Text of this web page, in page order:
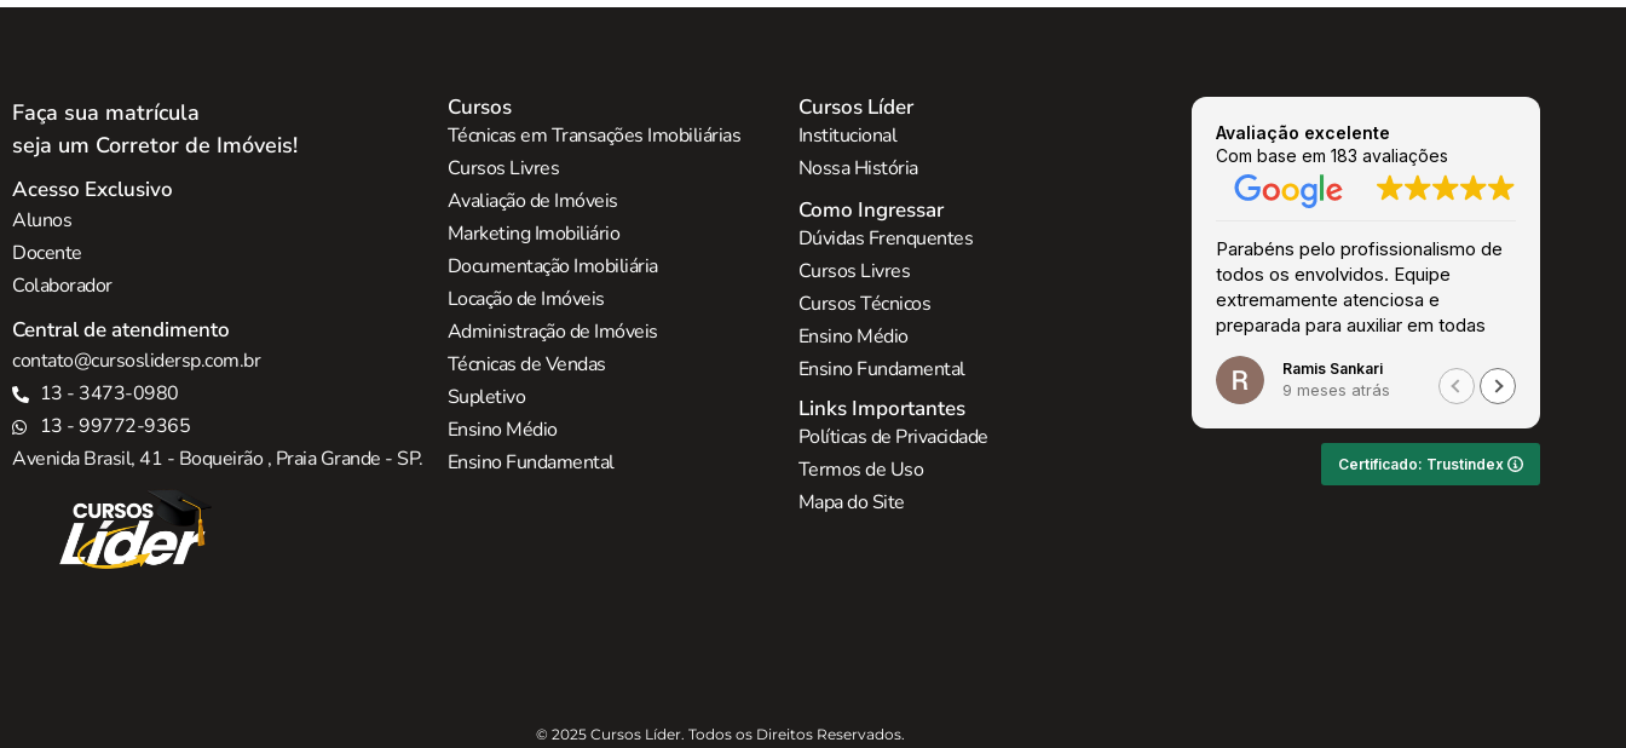
Faça sua matrícula
seja um Corretor de Imóveis!
Acesso Exclusivo
Alunos
Docente
Colaborador
Central de atendimento
contato@cursoslidersp.com.br
13 - 3473-0980
13 - 99772-9365
Avenida Brasil, 41 - Boqueirão , Praia Grande - SP.
Cursos
Técnicas em Transações Imobiliárias
Cursos Livres
Avaliação de Imóveis
Marketing Imobiliário
Documentação Imobiliária
Locação de Imóveis
Administração de Imóveis
Técnicas de Vendas
Supletivo
Ensino Médio
Ensino Fundamental
Cursos Líder
Institucional
Nossa História
Como Ingressar
Dúvidas Frenquentes
Cursos Livres
Cursos Técnicos
Ensino Médio
Ensino Fundamental
Links Importantes
Políticas de Privacidade
Termos de Uso
Mapa do Site
Avaliação excelente
Com base em 183 avaliações
Parabéns pelo profissionalismo de
todos os envolvidos. Equipe
extremamente atenciosa e
preparada para auxiliar em todas
as questões. Recomendo!
Ramis Sankari
9 meses atrás
Certificado: Trustindex
© 2025 Cursos Líder. Todos os Direitos Reservados.